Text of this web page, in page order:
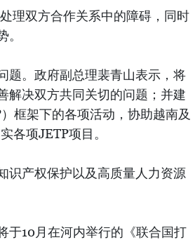
理双方合作关系中的障碍，同时
题。政府副总理裴青山表示，将
解决双方共同关切的问题；并建
框架下的各项活动，协助越南及
各项JETP项目。
识产权保护以及高质量人力资源
于10月在河内举行的《联合国打